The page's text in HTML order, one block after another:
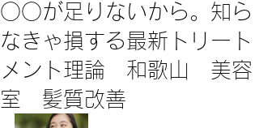
○○が足りないから。知ら
なきゃ損する最新トリート
メント理論 和歌山 美容
室 髪質改善